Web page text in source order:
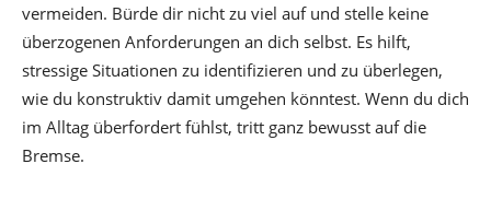
vermeiden. Bürde dir nicht zu viel auf und stelle keine
überzogenen Anforderungen an dich selbst. Es hilft,
stressige Situationen zu identifizieren und zu überlegen,
wie du konstruktiv damit umgehen könntest. Wenn du dich
im Alltag überfordert fühlst, tritt ganz bewusst auf die
Bremse.